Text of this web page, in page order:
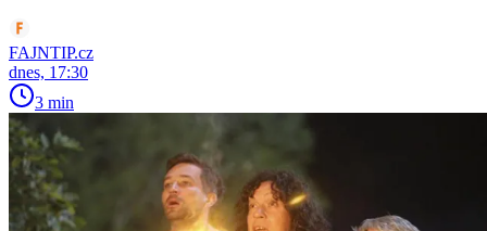
FAJNTIP.cz
dnes, 17:30
3 min